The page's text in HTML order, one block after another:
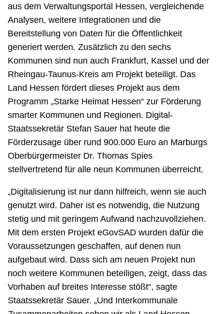
aus dem Verwaltungsportal Hessen, vergleichende
Analysen, weitere Integrationen und die
Bereitstellung von Daten für die Öffentlichkeit
generiert werden. Zusätzlich zu den sechs
Kommunen sind nun auch Frankfurt, Kassel und der
Rheingau-Taunus-Kreis am Projekt beteiligt. Das
Land Hessen fördert dieses Projekt aus dem
Programm „Starke Heimat Hessen“ zur Förderung
smarter Kommunen und Regionen. Digital-
Staatssekretär Stefan Sauer hat heute die
Förderzusage über rund 900.000 Euro an Marburgs
Oberbürgermeister Dr. Thomas Spies
stellvertretend für alle neun Kommunen überreicht.
„Digitalisierung ist nur dann hilfreich, wenn sie auch
genutzt wird. Daher ist es notwendig, die Nutzung
stetig und mit geringem Aufwand nachzuvollziehen.
Mit dem ersten Projekt eGovSAD wurden dafür die
Voraussetzungen geschaffen, auf denen nun
aufgebaut wird. Dass sich am neuen Projekt nun
noch weitere Kommunen beteiligen, zeigt, dass das
Vorhaben auf breites Interesse stößt“, sagte
Staatssekretär Sauer. „Und Interkommunale